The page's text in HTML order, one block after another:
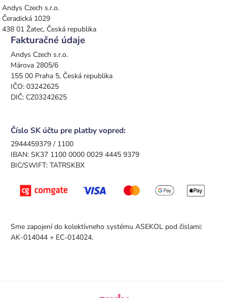
Andys Czech s.r.o.
Čeradická 1029
438 01 Žatec, Česká republika
Fakturačné údaje
Andys Czech s.r.o.
Márova 2805/6
155 00 Praha 5, Česká republika
IČO: 03242625
DIČ: CZ03242625
Číslo SK účtu pre platby vopred:
2944459379 / 1100
IBAN: SK37 1100 0000 0029 4445 9379
BIC/SWIFT: TATRSKBX
Sme zapojení do kolektívneho systému ASEKOL pod číslami:
AK-014044 + EC-014024.